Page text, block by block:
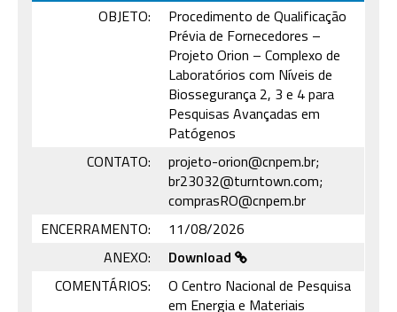
OBJETO:
Procedimento de Qualificação
Prévia de Fornecedores –
Projeto Orion – Complexo de
Laboratórios com Níveis de
Biossegurança 2, 3 e 4 para
Pesquisas Avançadas em
Patógenos
CONTATO:
projeto-orion@cnpem.br;
br23032@turntown.com;
comprasRO@cnpem.br
ENCERRAMENTO:
11/08/2026
ANEXO:
Download
COMENTÁRIOS:
O Centro Nacional de Pesquisa
em Energia e Materiais